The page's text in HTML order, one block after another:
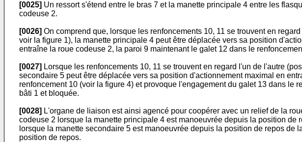
[0025] Un ressort s'étend entre le bras 7 et la manette principale 4 entre les
codeuse 2.
[0026] On comprend que, lorsque les renfoncements 10, 11 se trouvent en
voir la figure 1), la manette principale 4 peut être déplacée vers sa position
entraîne la roue codeuse 2, la paroi 9 maintenant le galet 12 dans le
[0027] Lorsque les renfoncements 10, 11 se trouvent en regard l'un de l'autre
secondaire 5 peut être déplacée vers sa position d'actionnement maximal en
renfoncement 10 (voir la figure 4) et provoque l'engagement du galet 13 dans
bâti 1 et bloquée.
[0028] L'organe de liaison est ainsi agencé pour coopérer avec un relief de la
codeuse 2 lorsque la manette principale 4 est manoeuvrée depuis la position
lorsque la manette secondaire 5 est manoeuvrée depuis la position de repos
position de repos.